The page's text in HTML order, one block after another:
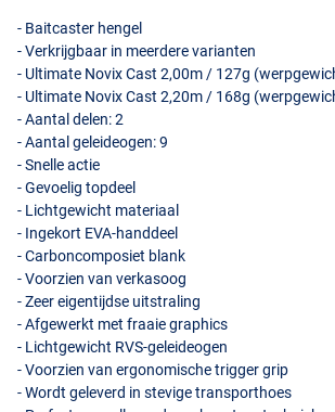
- Baitcaster hengel
- Verkrijgbaar in meerdere varianten
- Ultimate Novix Cast 2,00m / 127g
- Ultimate Novix Cast 2,20m / 168g
- Aantal delen: 2
- Aantal geleideogen: 9
- Snelle actie
- Gevoelig topdeel
- Lichtgewicht materiaal
- Ingekort EVA-handdeel
- Carboncomposiet blank
- Voorzien van verkasoog
- Zeer eigentijdse uitstraling
- Afgewerkt met fraaie graphics
- Lichtgewicht RVS-geleideogen
- Voorzien van ergonomische trigger grip
- Wordt geleverd in stevige transporthoes